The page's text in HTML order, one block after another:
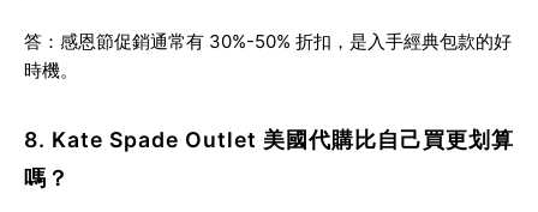
答：感恩節促銷通常有 30%-50% 折扣，是入手經典包款的好
時機。
8. Kate Spade Outlet 美國代購比自己買更划算
嗎？